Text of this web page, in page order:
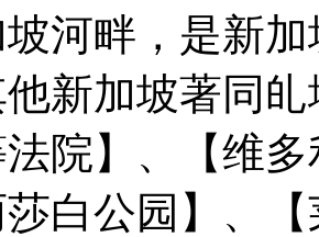
河畔，是新
新加坡著同
法院】、【维
莎白公园】、